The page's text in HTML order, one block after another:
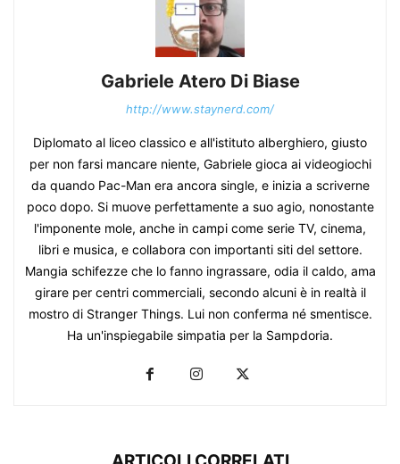
Gabriele Atero Di Biase
http://www.staynerd.com/
Diplomato al liceo classico e all'istituto alberghiero, giusto
per non farsi mancare niente, Gabriele gioca ai videogiochi
da quando Pac-Man era ancora single, e inizia a scriverne
poco dopo. Si muove perfettamente a suo agio, nonostante
l'imponente mole, anche in campi come serie TV, cinema,
libri e musica, e collabora con importanti siti del settore.
Mangia schifezze che lo fanno ingrassare, odia il caldo, ama
girare per centri commerciali, secondo alcuni è in realtà il
mostro di Stranger Things. Lui non conferma né smentisce.
Ha un'inspiegabile simpatia per la Sampdoria.